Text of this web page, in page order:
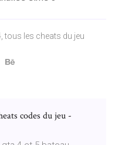
tous les cheats du jeu
codes du jeu -